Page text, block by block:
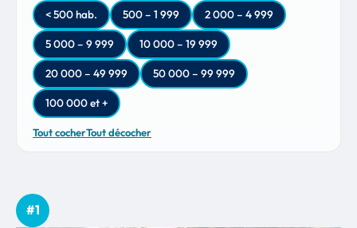
< 500 hab. 500 – 1 999 2 000 – 4 999
5 000 – 9 999 10 000 – 19 999
20 000 – 49 999 50 000 – 99 999
100 000 et +
Tout cocherTout décocher
#1